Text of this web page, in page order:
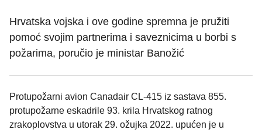
Hrvatska vojska i ove godine spremna je pružiti
pomoć svojim partnerima i saveznicima u borbi s
požarima, poručio je ministar Banožić
Protupožarni avion Canadair CL-415 iz sastava 855.
protupožarne eskadrile 93. krila Hrvatskog ratnog
zrakoplovstva u utorak 29. ožujka 2022. upućen je u